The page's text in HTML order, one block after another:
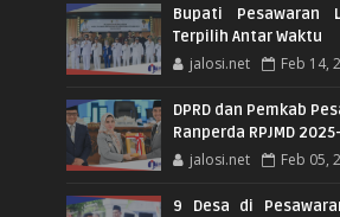
Bupati Pesawaran
Terpilih Antar Waktu
jalosi.net Feb 14,
DPRD dan Pemkab
Ranperda RPJMD
jalosi.net Feb 05,
9 Desa di